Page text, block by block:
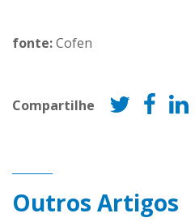
fonte:Cofen
Compartilhe
Outros Artigos